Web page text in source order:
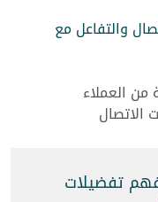
والتفاعل مع
من العملاء
الاتصال
تفضيلات